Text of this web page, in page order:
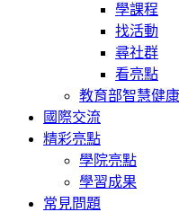
學課程
找活動
尋社群
看亮點
教育部智慧健
國際交流
精彩亮點
學院亮點
學習成果
常見問題